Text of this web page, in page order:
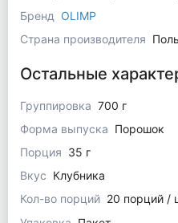
Бренд
OLIMP
Страна производителя
Остальные
Группировка 700 г
Форма выпуска Порошок
Порция 35 г
Вкус Клубника
Кол-во порций 20 порций /